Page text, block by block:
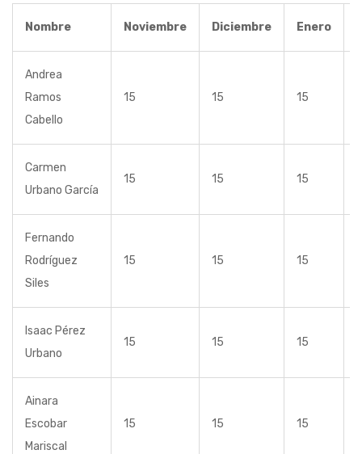
Nombre Noviembre Diciembre Enero
Andrea
Ramos
Cabello
15 15 15
Carmen
Urbano García
15 15 15
Fernando
Rodríguez
Siles
15 15 15
Isaac Pérez
Urbano
15 15 15
Ainara
Escobar
Mariscal
15 15 15